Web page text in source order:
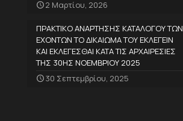
2 Μαρτίου, 2026
ΠΡΑΚΤΙΚΟ ΑΝΑΡΤΗΣΗΣ ΚΑΤΑΛΟΓΟΥ ΤΩΝ
ΕΧΟΝΤΩΝ ΤΟ ΔΙΚΑΙΩΜΑ ΤΟΥ ΕΚΛΕΓΕΙΝ
ΚΑΙ ΕΚΛΕΓΕΣΘΑΙ ΚΑΤΑ ΤΙΣ ΑΡΧΑΙΡΕΣΙΕΣ
ΤΗΣ 30ΗΣ ΝΟΕΜΒΡΙΟΥ 2025
30 Σεπτεμβρίου, 2025